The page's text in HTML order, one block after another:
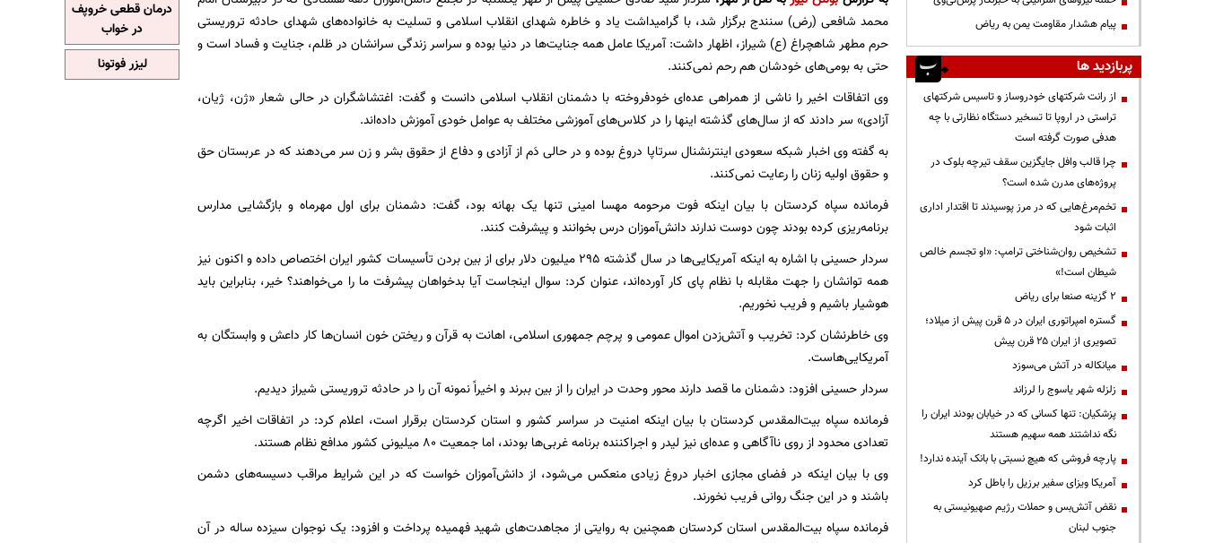
محمد شافعی (رض) سنندج برگزار شد، با گرامیداشت یاد و خاطره شهدای انقلاب اسلامی و تسلیت به خانواده‌های شهدای حادثه تروریستی
حرم مطهر شاهچراغ (ع) شیراز، اظهار داشت: آمریکا عامل همه جنایت‌ها در دنیا بوده و سراسر زندگی سرانشان در ظلم، جنایت و فساد است و
حتی به بومی‌های خودشان هم‌ رحم نمی‌کنند.
وی اتفاقات اخیر را ناشی از همراهی عده‌ای خودفروخته با دشمنان انقلاب اسلامی دانست و گفت: اغتشاشگران در حالی شعار «ژن، ژیان،
آزادی» سر دادند که از سال‌های گذشته اینها را در کلاس‌های آموزشی مختلف به عوامل خودی آموزش داده‌اند.
به گفته وی اخبار شبکه سعودی اینترنشنال سرتاپا دروغ بوده و در حالی دَم از آزادی و دفاع از حقوق بشر و زن سر می‌دهند که در عربستان حق
و حقوق اولیه زنان را رعایت نمی‌کنند.
فرمانده سپاه کردستان با بیان اینکه فوت مرحومه مهسا امینی تنها یک بهانه بود، گفت: دشمنان برای اول مهرماه و بازگشایی مدارس
برنامه‌ریزی کرده بودند چون دوست ندارند دانش‌آموزان درس بخوانند و پیشرفت کنند.
سردار حسینی با اشاره به اینکه آمریکایی‌ها در سال گذشته ۲۹۵ میلیون دلار برای از بین بردن تأسیسات کشور ایران اختصاص داده و اکنون نیز
همه توانشان را جهت مقابله با نظام پای کار آورده‌اند، عنوان کرد: سوال اینجاست آیا بدخواهان پیشرفت ما را می‌خواهند؟ خیر، بنابراین باید
هوشیار باشیم و فریب نخوریم.
وی خاطرنشان کرد: تخریب و آتش‌زدن اموال عمومی و پرچم جمهوری اسلامی، اهانت به قرآن و ریختن خون انسان‌ها کار داعش و وابستگان به
آمریکایی‌هاست.
سردار حسینی افزود: دشمنان ما قصد دارند محور وحدت در ایران را از بین ببرند و اخیراً نمونه آن را در حادثه تروریستی شیراز دیدیم.
فرمانده سپاه بیت‌المقدس کردستان با بیان اینکه امنیت در سراسر کشور و استان کردستان برقرار است، اعلام کرد: در اتفاقات اخیر اگرچه
تعدادی محدود از روی ناآگاهی و عده‌ای نیز لیدر و اجراکننده برنامه غربی‌ها بودند، اما جمعیت ۸۰ میلیونی کشور مدافع نظام هستند.
وی با بیان اینکه در فضای مجازی اخبار دروغ زیادی منعکس می‌شود، از دانش‌آموزان خواست که در این شرایط مراقب دسیسه‌های دشمن
باشند و در این جنگ روانی فریب نخورند.
فرمانده سپاه بیت‌المقدس استان کردستان همچنین به روایتی از مجاهدت‌های شهید فهمیده پرداخت و افزود: یک نوجوان سیزده ساله در آن
پیام هشدار مقاومت یمن به ریاض
پربازدید ها
از رانت‌ شرکتهای خودروساز و تاسیس شرکتهای
تراستی در اروپا تا تسخیر دستگاه نظارتی با چه
هدفی صورت گرفته است
چرا قالب وافل جایگزین سقف تیرچه بلوک در
پروژه‌های مدرن شده است؟
تخم‌مرغ‌هایی که در مرز پوسیدند تا اقتدار اداری
اثبات شود
تشخیص روان‌شناختی ترامپ: «او تجسم خالص
شیطان است!»
۲ گزینه صنعا برای ریاض
گستره امپراتوری ایران در ۵ قرن پیش از میلاد؛
تصویری از ایران ۲۵ قرن پیش
میانکاله در آتش می‌سوزد
زلزله شهر یاسوج را لرزاند
پزشکیان: تنها کسانی که در خیابان بودند ایران را
نگه نداشتند همه سهیم هستند
پارچه فروشی که هیچ نسبتی با بانک آینده ندارد!
آمریکا ویزای سفیر برزیل را باطل کرد
نقض آتش‌بس و حملات رژیم صهیونیستی به
جنوب لبنان
درمان قطعی خروپف
در خواب
لیزر فوتونا